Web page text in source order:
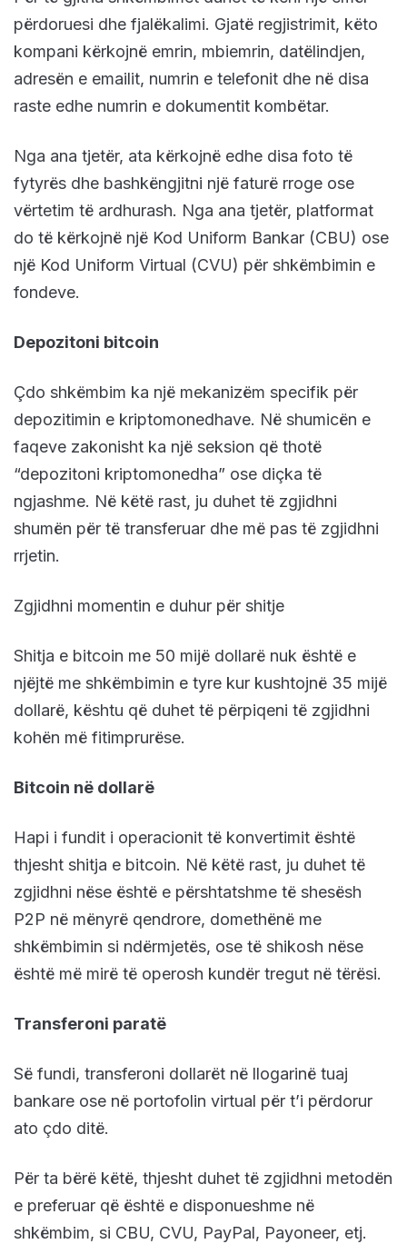
përdoruesi dhe fjalëkalimi. Gjatë regjistrimit, këto
kompani kërkojnë emrin, mbiemrin, datëlindjen,
adresën e emailit, numrin e telefonit dhe në disa
raste edhe numrin e dokumentit kombëtar.
Nga ana tjetër, ata kërkojnë edhe disa foto të
fytyrës dhe bashkëngjitni një faturë rroge ose
vërtetim të ardhurash. Nga ana tjetër, platformat
do të kërkojnë një Kod Uniform Bankar (CBU) ose
një Kod Uniform Virtual (CVU) për shkëmbimin e
fondeve.
Depozitoni bitcoin
Çdo shkëmbim ka një mekanizëm specifik për
depozitimin e kriptomonedhave. Në shumicën e
faqeve zakonisht ka një seksion që thotë
“depozitoni kriptomonedha” ose diçka të
ngjashme. Në këtë rast, ju duhet të zgjidhni
shumën për të transferuar dhe më pas të zgjidhni
rrjetin.
Zgjidhni momentin e duhur për shitje
Shitja e bitcoin me 50 mijë dollarë nuk është e
njëjtë me shkëmbimin e tyre kur kushtojnë 35 mijë
dollarë, kështu që duhet të përpiqeni të zgjidhni
kohën më fitimprurëse.
Bitcoin në dollarë
Hapi i fundit i operacionit të konvertimit është
thjesht shitja e bitcoin. Në këtë rast, ju duhet të
zgjidhni nëse është e përshtatshme të shesësh
P2P në mënyrë qendrore, domethënë me
shkëmbimin si ndërmjetës, ose të shikosh nëse
është më mirë të operosh kundër tregut në tërësi.
Transferoni paratë
Së fundi, transferoni dollarët në llogarinë tuaj
bankare ose në portofolin virtual për t’i përdorur
ato çdo ditë.
Për ta bërë këtë, thjesht duhet të zgjidhni metodën
e preferuar që është e disponueshme në
shkëmbim, si CBU, CVU, PayPal, Payoneer, etj.